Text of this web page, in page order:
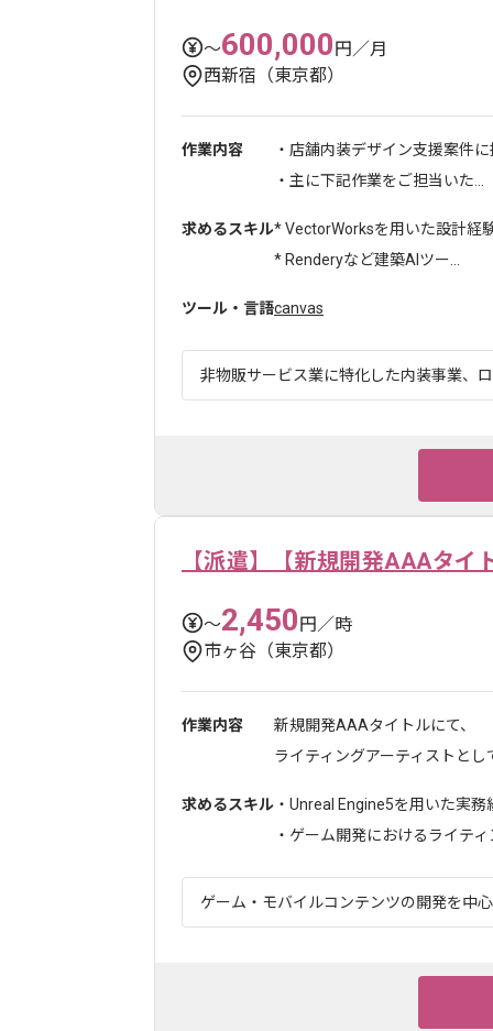
〜600,000円／月
西新宿（東京都）
作業内容
・店舗内装デザイン支援案件
・主に下記作業をご担当いた...
求めるスキル* VectorWorksを用いた設計経
* Renderyなど建築AIツー...
ツール・言語canvas
非物販サービス業に特化した内装事業、
【派遣】【新規開発AAAタイ
〜2,450円／時
市ヶ谷（東京都）
作業内容
新規開発AAAタイトルにて、
ライティングアーティストと
求めるスキル ・Unreal Engine5を用いた実務
・ゲーム開発におけるライティ
ゲーム・モバイルコンテンツの開発を中